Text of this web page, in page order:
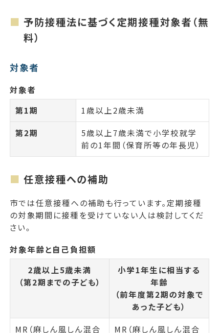
予防接種法に基づく定期接種対象者（無
料）
対象者
対象者
第1期
1歳以上2歳未満
第2期
5歳以上7歳未満で小学校就学
前の1年間（保育所等の年長児）
任意接種への補助
市では任意接種への補助も行っています。定期接種
の対象期間に接種を受けていない人は検討してくだ
さい。
対象年齢と自己負担額
2歳以上5歳未満
（第2期までの子ども）
小学1年生に相当する
年齢
（前年度第2期の対象で
あった子ども）
MR（麻しん風しん混合
MR（麻しん風しん混合